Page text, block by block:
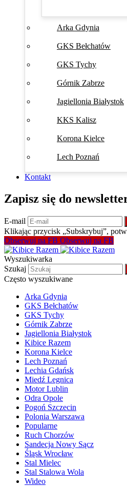
Arka Gdynia
GKS Bełchatów
GKS Tychy
Górnik Zabrze
Jagiellonia Białystok
KKS Kalisz
Korona Kielce
Lech Poznań
Kontakt
Zapisz się do
E-mail
Klikając przycisk „Subskrybuj”,
Obserwuj na FB Obserwuj na FB
Wyszukiwarka
Szukaj
Często wyszukiwane
Arka Gdynia
GKS Bełchatów
GKS Tychy
Górnik Zabrze
Jagiellonia Białystok
Kibice Razem
Korona Kielce
Lech Poznań
Lechia Gdańsk
Miedź Legnica
Motor Lublin
Odra Opole
Pogoń Szczecin
Polonia Warszawa
Popularne
Ruch Chorzów
Sandecja Nowy Sącz
Śląsk Wrocław
Stal Mielec
Stal Stalowa Wola
Wideo